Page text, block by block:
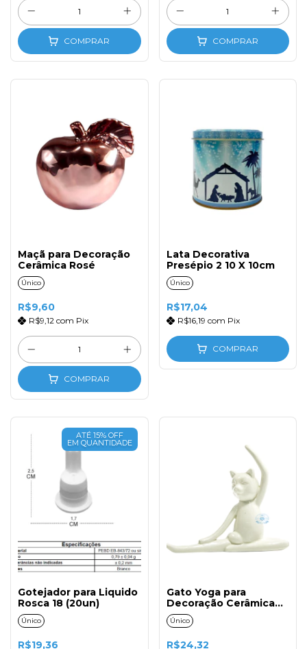
COMPRAR COMPRAR
Maçã para Decoração
Cerâmica Rosé
Único
R$9,60
R$9,12 com Pix
COMPRAR
Lata Decorativa
Presépio 2 10 X 10cm
Único
R$17,04
R$16,19 com Pix
COMPRAR
ATÉ 15% OFF
EM QUANTIDADE
Gotejador para Liquido
Rosca 18 (20un)
Único
R$19,36
Gato Yoga para
Decoração Cerâmica
Branca
Único
R$24,32